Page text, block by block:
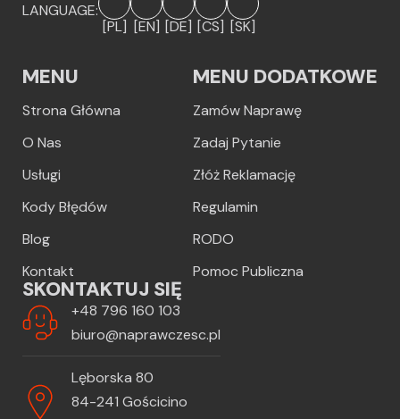
LANGUAGE:
[PL] [EN] [DE] [CS] [SK]
MENU
Strona Główna
O Nas
Usługi
Kody Błędów
Blog
Kontakt
MENU DODATKOWE
Zamów Naprawę
Zadaj Pytanie
Złóż Reklamację
Regulamin
RODO
Pomoc Publiczna
SKONTAKTUJ SIĘ
+48 796 160 103
biuro@naprawczesc.pl
Lęborska 80
84-241 Gościcino